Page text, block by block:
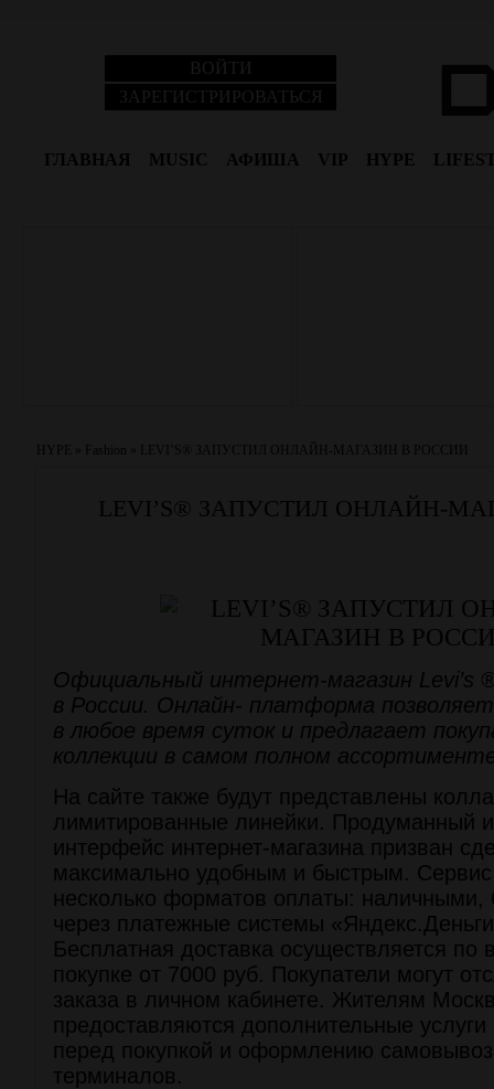
ВОЙТИ
ЗАРЕГИСТРИРОВАТЬСЯ
ГЛАВНАЯ MUSIC АФИША VIP HYPE
HYPE » Fashion » LEVI’S® ЗАПУСТИЛ ОНЛАЙН-МАГАЗИН В РОССИИ
LEVI’S® ЗАПУСТИЛ ОНЛАЙН-
Официальный интернет-магазин Levi’s
в России. Онлайн- платформа
в любое время суток и предлагает
коллекции в самом полном
На сайте также будут представлены
лимитированные линейки. Продуманный
интерфейс интернет-магазина призван
максимально удобным и быстрым. Сервис
несколько форматов оплаты: наличными,
через платежные системы
Бесплатная доставка осуществляется по
покупке от 7000 руб. Покупатели могут
заказа в личном кабинете. Жителям
предоставляются дополнительные
перед покупкой и оформлению
терминалов.